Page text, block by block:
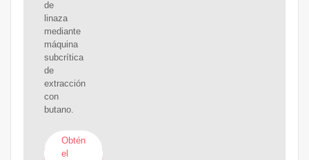
de
linaza
mediante
máquina
subcrítica
de
extracción
con
butano.
Obtén
el